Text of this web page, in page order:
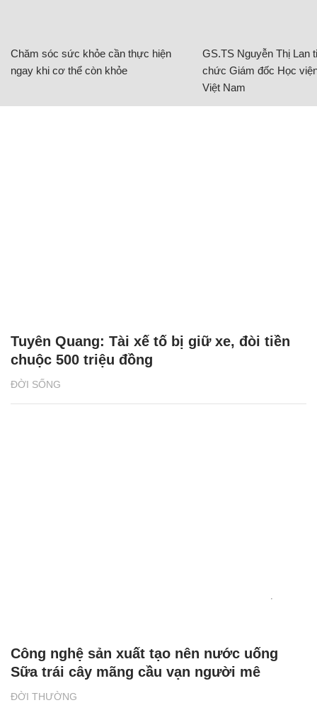
Chăm sóc sức khỏe cần thực hiện
ngay khi cơ thể còn khỏe
GS.TS Nguyễn Thị Lan
chức Giám đốc Học
Việt Nam
ĐỜI SỐNG
Tuyên Quang: Tài xế tố bị giữ xe, đòi tiền
chuộc 500 triệu đồng
ĐỜI THƯỜNG
Công nghệ sản xuất tạo nên nước uống
Sữa trái cây mãng cầu vạn người mê